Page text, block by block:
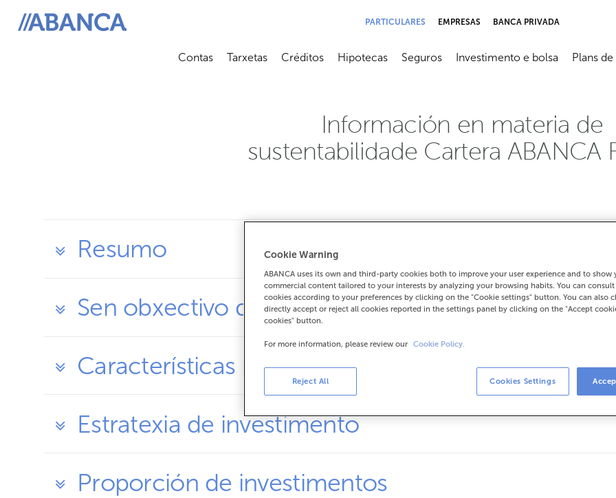
ABANCA
PARTICULARES EMPRESAS BANCA PRIVADA
Contas
Abrir submenú
Tarxetas
Abrir submenú
Créditos
Abrir submenú
Hipotecas
Abrir submenú
Seguros
Abrir submenú
Investimento e bolsa
Abrir
Plans
Información en materia de
sustentabilidade Cartera ABANCA
Resumo
Sen obxectivo de investimento sostible
Características medioambientais ou sociais do
Estratexia de investimento
Proporción de investimentos
Cookie Warning
ABANCA uses its own and third-party cookies both to improve your user experience and to show
commercial content tailored to your interests by analyzing your browsing habits. You can
cookies according to your preferences by clicking on the "Cookie settings" button. You can also
directly accept or reject all cookies reported in the settings panel by clicking on the "Accept
cookies" button.
For more information, please review our Cookie Policy.
Reject All Cookies Settings